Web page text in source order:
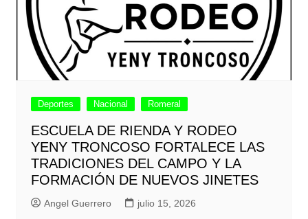
Deportes Nacional Romeral
ESCUELA DE RIENDA Y RODEO
YENY TRONCOSO FORTALECE LAS
TRADICIONES DEL CAMPO Y LA
FORMACIÓN DE NUEVOS JINETES
Angel Guerrero julio 15, 2026